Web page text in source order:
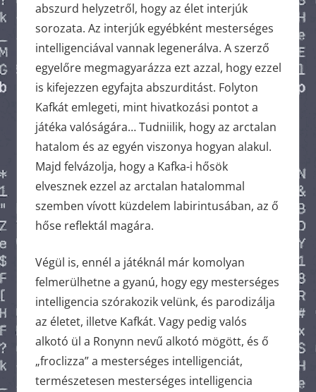
abszurd helyzetről, hogy az élet interjúk
sorozata. Az interjúk egyébként mesterséges
intelligenciával vannak legenerálva. A szerző
egyelőre megmagyarázza ezt azzal, hogy ezzel
is kifejezzen egyfajta abszurditást. Folyton
Kafkát emlegeti, mint hivatkozási pontot a
játéka valóságára… Tudniilik, hogy az arctalan
hatalom és az egyén viszonya hogyan alakul.
Majd felvázolja, hogy a Kafka-i hősök
elvesznek ezzel az arctalan hatalommal
szemben vívott küzdelem labirintusában, az ő
hőse reflektál magára.
Végül is, ennél a játéknál már komolyan
felmerülhetne a gyanú, hogy egy mesterséges
intelligencia szórakozik velünk, és parodizálja
az életet, illetve Kafkát. Vagy pedig valós
alkotó ül a Ronynn nevű alkotó mögött, és ő
„froclizza” a mesterséges intelligenciát,
természetesen mesterséges intelligencia